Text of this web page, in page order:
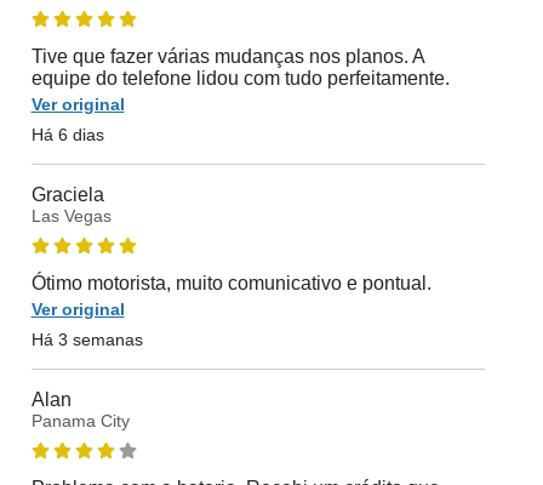
Tive que fazer várias mudanças nos planos. A
equipe do telefone lidou com tudo perfeitamente.
Ver original
Há 6 dias
Graciela
Las Vegas
Ótimo motorista, muito comunicativo e pontual.
Ver original
Há 3 semanas
Alan
Panama City